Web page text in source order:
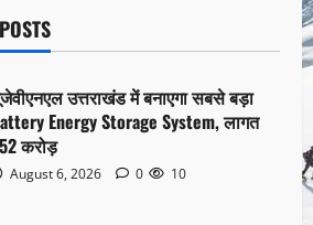
उत्तराखंड में बनाएगा सबसे बड़ा
Energy Storage System, लागत
करोड़
August 6, 2026 0 10